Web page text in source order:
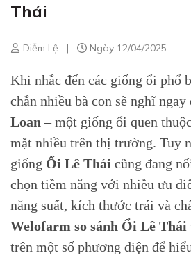
Thái
Diễm Lệ | Ngày 12/04/2025
Khi nhắc đến các giống ổi phổ
chắn nhiều bà con sẽ nghĩ ngay
Loan – một giống ổi quen
mặt nhiều trên thị trường. Tuy
giống Ổi Lê Thái cũng đang
chọn tiềm năng với nhiều ưu
năng suất, kích thước trái và
Welofarm so sánh Ổi Lê
trên một số phương diện để